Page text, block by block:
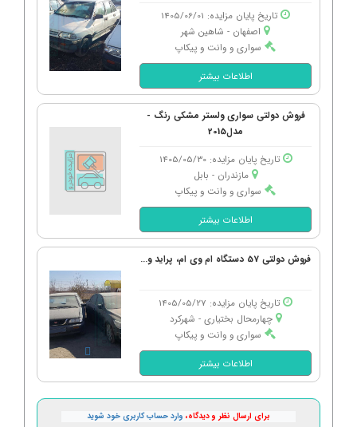
تاریخ پایان مزایده: 1405/06/01
اصفهان - شاهین شهر
سواری و وانت و پیکاپ
اطلاعات بیشتر
فروش دولتی سواری ولستر مشکی رنگ -
مدل2015
تاریخ پایان مزایده: 1405/05/30
مازندران - بابل
سواری و وانت و پیکاپ
اطلاعات بیشتر
فروش دولتی 57 دستگاه ام وی ام، پراید و...
تاریخ پایان مزایده: 1405/05/27
چهارمحال بختیاری - شهركرد
سواری و وانت و پیکاپ
اطلاعات بیشتر
برای ارسال نظر و دیدگاه، وارد حساب کاربری خود شوید